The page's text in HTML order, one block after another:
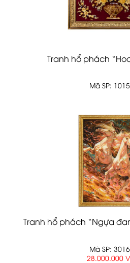
Tranh hổ phách
Mã SP:
Tranh hổ phách “Ngựa
Mã SP:
28.000.000